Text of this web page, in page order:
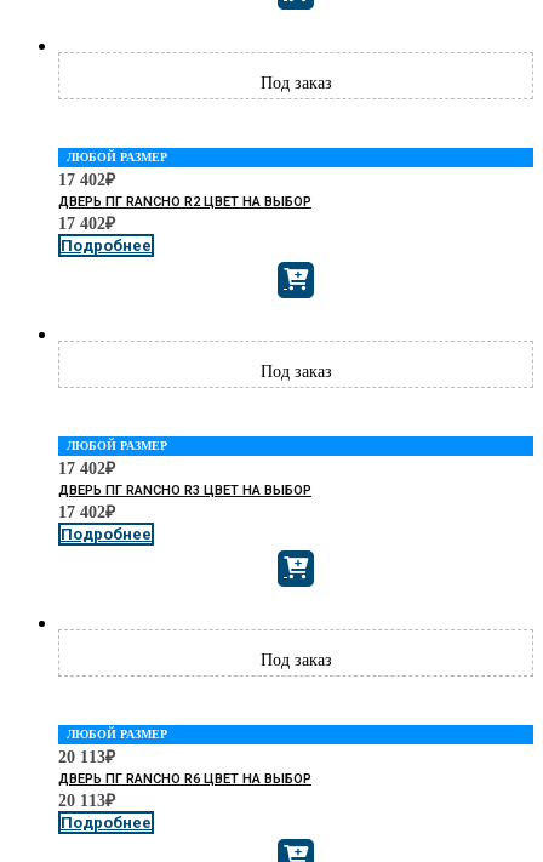
ЛЮБОЙ РАЗМЕР
17 402₽
ДВЕРЬ ПГ RANCHO R2 ЦВЕТ НА ВЫБОР
17 402₽
Подробнее
ЛЮБОЙ РАЗМЕР
17 402₽
ДВЕРЬ ПГ RANCHO R3 ЦВЕТ НА ВЫБОР
17 402₽
Подробнее
ЛЮБОЙ РАЗМЕР
20 113₽
ДВЕРЬ ПГ RANCHO R6 ЦВЕТ НА ВЫБОР
20 113₽
Подробнее